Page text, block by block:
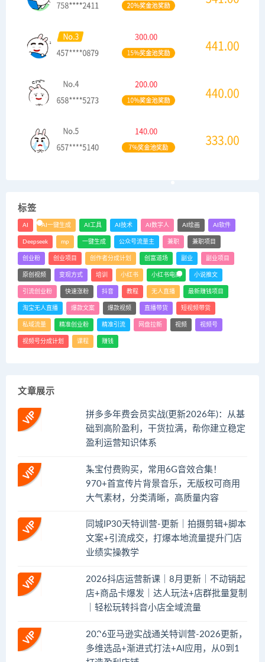
标签
AI AI一键生成 AI工具 AI技术 AI数字人 AI绘画 AI软件
Deepseek mp 一键生成 公众号流量主 兼职 兼职项目
创业粉 创业项目 创作者分成计划 创富道场 副业 副业项目
原创视频 变现方式 培训 小红书 小红书电商 小说推文
引流创业粉 快速涨粉 抖音 教程 无人直播 最新赚钱项目
淘宝无人直播 爆款文案 爆款视频 直播带货 短视频带货
私域流量 精准创业粉 精准引流 网盘拉新 视频 视频号
视频号分成计划 课程 赚钱
文章展示
拼多多年费会员实战(更新2026年)：从基
础到高阶盈利，干货拉满，帮你建立稳定
盈利运营知识体系
某宝付费购买，常用6G音效合集！
970+首宣传片背景音乐，无版权可商用
大气素材，分类清晰，高质量内容
同城IP30天特训营-更新｜拍摄剪辑+脚本
文案+引流成交，打爆本地流量提升门店
业绩实操教学
2026抖店运营新课｜8月更新｜不动销起
店+商品卡爆发｜达人玩法+店群批量复制
｜轻松玩转抖音小店全域流量
2026亚马逊实战通关特训营-2026更新，
多维选品+渐进式打法+AI应用，从0到1